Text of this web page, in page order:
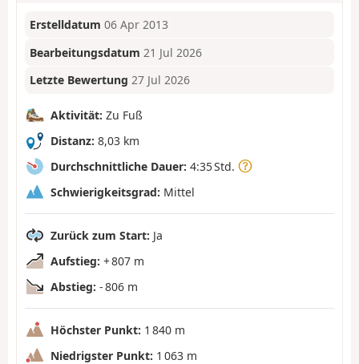
Erstelldatum 06 Apr 2013
Bearbeitungsdatum 21 Jul 2026
Letzte Bewertung 27 Jul 2026
Aktivität: Zu Fuß
Distanz: 8,03 km
Durchschnittliche Dauer: 4:35 Std.
Schwierigkeitsgrad: Mittel
Zurück zum Start: Ja
Aufstieg: + 807 m
Abstieg: - 806 m
Höchster Punkt: 1 840 m
Niedrigster Punkt: 1 063 m